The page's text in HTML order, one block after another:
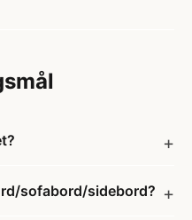
sofabord/sidebord?